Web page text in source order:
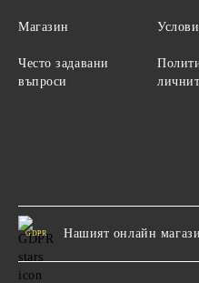
Магазин
Често задавани
въпроси
GDPR Нашият онлайн